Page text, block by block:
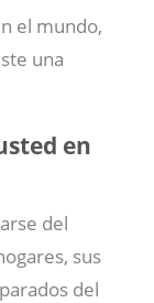
el mundo,
una
en
del
sus
del